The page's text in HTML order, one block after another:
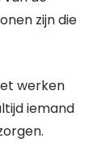
zijn die
werken
iemand